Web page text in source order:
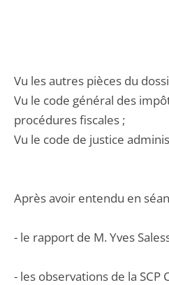
Vu les autres pièces du
Vu le code général des
procédures fiscales ;
Vu le code de justice
Après avoir entendu en
- le rapport de M. Yves
- les observations de la SCP